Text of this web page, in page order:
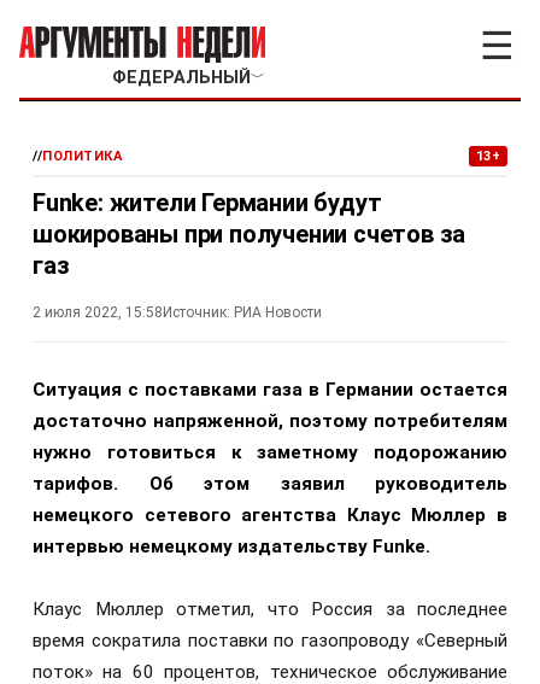
ФЕДЕРАЛЬНЫЙ ﹀
☰
//ПОЛИТИКА 13+
Funke: жители Германии будут
шокированы при получении счетов за
газ
2 июля 2022, 15:58 Источник: РИА Новости
Ситуация с поставками газа в Германии остается
достаточно напряженной, поэтому потребителям
нужно готовиться к заметному подорожанию
тарифов. Об этом заявил руководитель
немецкого сетевого агентства Клаус Мюллер в
интервью немецкому издательству Funke.
Клаус Мюллер отметил, что Россия за последнее
время сократила поставки по газопроводу «Северный
поток» на 60 процентов, техническое обслуживание